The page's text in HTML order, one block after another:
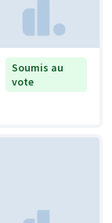
Soumis au
vote